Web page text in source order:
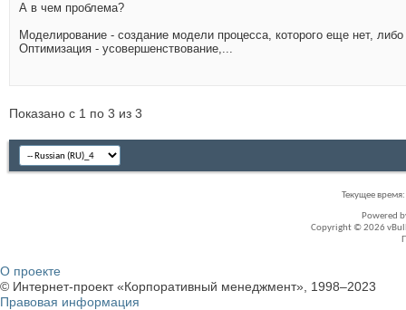
А в чем проблема?
Моделирование - создание модели процесса, которого еще нет,
Оптимизация - усовершенствование,...
Показано с 1 по 3 из 3
Текущее время:
Powered
Copyright © 2026
О проекте
© Интернет-проект «Корпоративный менеджмент», 1998–2023
Правовая информация